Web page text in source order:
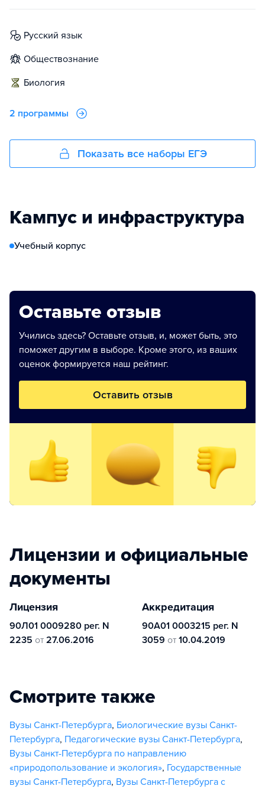
русский язык
обществознание
биология
2 программы
Показать все наборы ЕГЭ
Кампус и инфраструктура
Учебный корпус
Оставьте отзыв
Учились здесь? Оставьте отзыв, и, может быть, это
поможет другим в выборе. Кроме этого, из ваших
оценок формируется наш рейтинг.
Оставить отзыв
Лицензии и официальные
документы
Лицензия
90Л01 0009280 рег. N
2235 от 27.06.2016
Аккредитация
90А01 0003215 рег. N
3059 от 10.04.2019
Смотрите также
Вузы Санкт-Петербурга, Биологические вузы Санкт-
Петербурга, Педагогические вузы Санкт-Петербурга,
Вузы Санкт-Петербурга по направлению
«природопользование и экология», Государственные
вузы Санкт-Петербурга, Вузы Санкт-Петербурга с